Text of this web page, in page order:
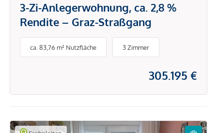
3-Zi-Anlegerwohnung, ca. 2,8 %
Rendite – Graz-Straßgang
ca. 83,76 m² Nutzfläche 3 Zimmer
305.195 €